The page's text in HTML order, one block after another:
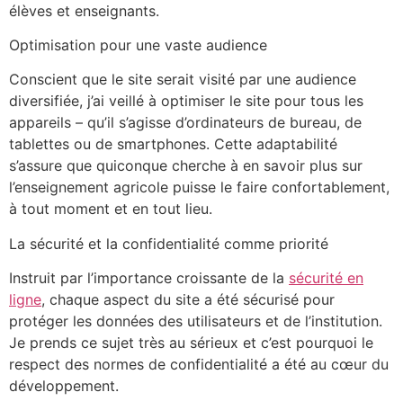
élèves et enseignants.
Optimisation pour une vaste audience
Conscient que le site serait visité par une audience
diversifiée, j’ai veillé à optimiser le site pour tous les
appareils – qu’il s’agisse d’ordinateurs de bureau, de
tablettes ou de smartphones. Cette adaptabilité
s’assure que quiconque cherche à en savoir plus sur
l’enseignement agricole puisse le faire confortablement,
à tout moment et en tout lieu.
La sécurité et la confidentialité comme priorité
Instruit par l’importance croissante de la sécurité en
ligne, chaque aspect du site a été sécurisé pour
protéger les données des utilisateurs et de l’institution.
Je prends ce sujet très au sérieux et c’est pourquoi le
respect des normes de confidentialité a été au cœur du
développement.